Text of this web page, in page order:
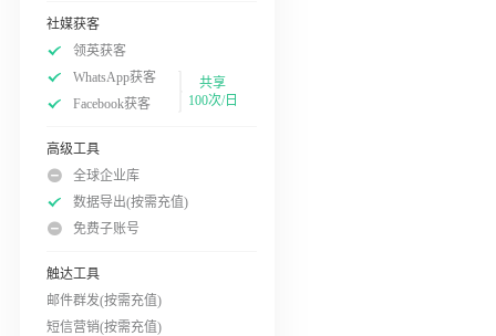
社媒获客
领英获客
WhatsApp获客
Facebook获客
共享
100次/日
高级工具
全球企业库
数据导出(按需充值)
免费子账号
触达工具
邮件群发(按需充值)
短信营销(按需充值)